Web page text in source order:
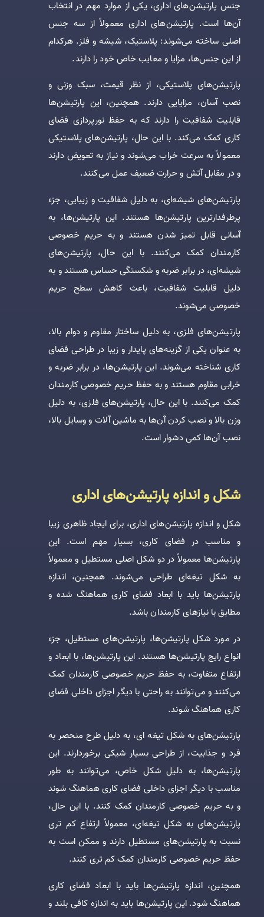
جنس پارتیشن‌های اداری، یکی از موارد مهم در انتخاب
آن‌ها است. پارتیشن‌های اداری معمولاً از سه جنس
اصلی ساخته می‌شوند: پلاستیک، شیشه و فلز. هرکدام
از این جنس‌ها، مزایا و معایب خاص خود را دارند.
پارتیشن‌های پلاستیکی، از نظر قیمت، سبک وزنی و
نصب آسان، مزایایی دارند. همچنین، این پارتیشن‌ها
قابلیت شفافیت را دارند که به حفظ نورپردازی فضای
کاری کمک می‌کند. با این حال، پارتیشن‌های پلاستیکی
معمولاً به سرعت خراب می‌شوند و نیاز به تعویض دارند
و در مقابل آتش و حرارت ضعیف عمل می‌کنند.
پارتیشن‌های شیشه‌ای، به دلیل شفافیت و زیبایی، جزء
پرطرفدارترین پارتیشن‌ها هستند. این پارتیشن‌ها، به
آسانی قابل تمیز شدن هستند و به حریم خصوصی
کارمندان کمک می‌کنند. با این حال، پارتیشن‌های
شیشه‌ای، در برابر ضربه و شکستگی حساس هستند و به
دلیل قابلیت شفافیت، باعث کاهش سطح حریم
خصوصی می‌شوند.
پارتیشن‌های فلزی، به دلیل ساختار مقاوم و دوام بالا،
به عنوان یکی از گزینه‌های پایدار و زیبا در طراحی فضای
کاری شناخته می‌شوند. این پارتیشن‌ها، در برابر ضربه و
خرابی مقاوم هستند و به حفظ حریم خصوصی کارمندان
کمک می‌کنند. با این حال، پارتیشن‌های فلزی، به دلیل
وزن بالا و نصب کردن آن‌ها به ماشین آلات و وسایل بالا،
نصب آن‌ها کمی دشوار است.
شکل و اندازه پارتیشن‌های اداری
شکل و اندازه پارتیشن‌های اداری، برای ایجاد ظاهری زیبا
و مناسب در فضای کاری، بسیار مهم است. این
پارتیشن‌ها معمولاً در دو شکل اصلی مستطیل و معمولاً
به شکل تیغه‌ای طراحی می‌شوند. همچنین، اندازه
پارتیشن‌ها باید با ابعاد فضای کاری هماهنگ شده و
مطابق با نیازهای کارمندان باشد.
در مورد شکل پارتیشن‌ها، پارتیشن‌های مستطیل، جزء
انواع رایج پارتیشن‌ها هستند. این پارتیشن‌ها، با ابعاد و
ارتفاع متفاوت، به حفظ حریم خصوصی کارمندان کمک
می‌کنند و می‌توانند به راحتی با دیگر اجزای داخلی فضای
کاری هماهنگ شوند.
پارتیشن‌های به شکل تیغه ای، به دلیل طرح منحصر به
فرد و جذابیت، از طراحی بسیار شیکی برخوردارند. این
پارتیشن‌ها، به دلیل شکل خاص، می‌توانند به طور
مناسب با دیگر اجزای داخلی فضای کاری هماهنگ شوند
و به حریم خصوصی کارمندان کمک کنند. با این حال،
پارتیشن‌های به شکل تیغه‌ای، معمولاً ارتفاع کم تری
نسبت به پارتیشن‌های مستطیل دارند و ممکن است به
حفظ حریم خصوصی کارمندان کمک کم تری کنند.
همچنین، اندازه پارتیشن‌ها باید با ابعاد فضای کاری
هماهنگ شود. این پارتیشن‌ها باید به اندازه کافی بلند و